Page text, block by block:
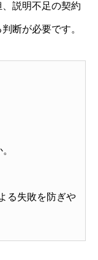
説明不足の契約
断が必要です。
る失敗を防ぎや